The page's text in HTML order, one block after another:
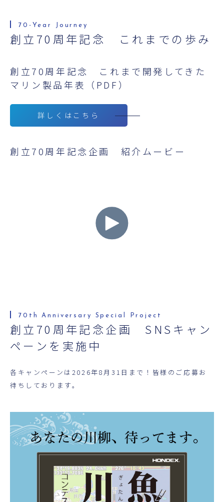
創立70周年記念 これまでの歩み
創立70周年記念 これまで開発してきた
マリン製品年表（PDF）
詳しくはこちら
創立70周年記念企画 紹介ムービー
創立70周年記念企画 SNSキャン
ペーンを実施中
各キャンペーンは2026年8月31日まで！皆様のご応募お
待ちしております。